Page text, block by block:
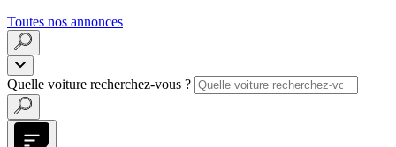
Toutes nos annonces
Quelle voiture recherchez-vous ?